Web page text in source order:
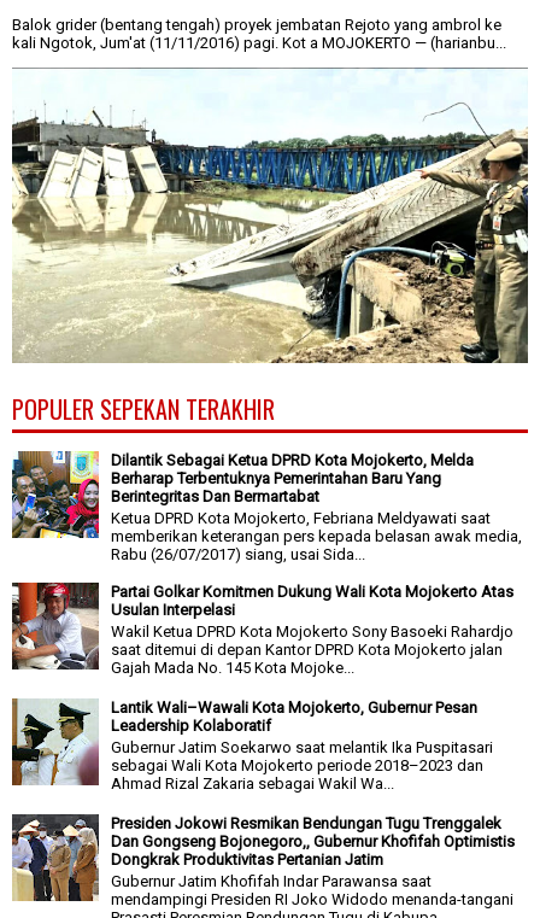
Balok grider (bentang tengah) proyek jembatan Rejoto yang ambrol ke
kali Ngotok, Jum'at (11/11/2016) pagi. Kot a MOJOKERTO — (harianbu...
POPULER SEPEKAN TERAKHIR
Dilantik Sebagai Ketua DPRD Kota Mojokerto, Melda
Berharap Terbentuknya Pemerintahan Baru Yang
Berintegritas Dan Bermartabat
Ketua DPRD Kota Mojokerto, Febriana Meldyawati saat
memberikan keterangan pers kepada belasan awak media,
Rabu (26/07/2017) siang, usai Sida...
Partai Golkar Komitmen Dukung Wali Kota Mojokerto Atas
Usulan Interpelasi
Wakil Ketua DPRD Kota Mojokerto Sony Basoeki Rahardjo
saat ditemui di depan Kantor DPRD Kota Mojokerto jalan
Gajah Mada No. 145 Kota Mojoke...
Lantik Wali–Wawali Kota Mojokerto, Gubernur Pesan
Leadership Kolaboratif
Gubernur Jatim Soekarwo saat melantik Ika Puspitasari
sebagai Wali Kota Mojokerto periode 2018–2023 dan
Ahmad Rizal Zakaria sebagai Wakil Wa...
Presiden Jokowi Resmikan Bendungan Tugu Trenggalek
Dan Gongseng Bojonegoro,, Gubernur Khofifah Optimistis
Dongkrak Produktivitas Pertanian Jatim
Gubernur Jatim Khofifah Indar Parawansa saat
mendampingi Presiden RI Joko Widodo menanda-tangani